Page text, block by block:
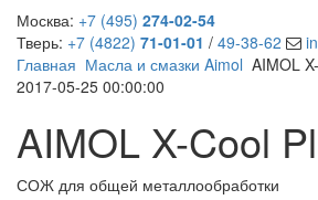
Москва: +7 (495) 274-02-54
Тверь: +7 (4822) 71-01-01 / 49-38-62
Главная Масла и смазки Aimol AIMOL
2017-05-25 00:00:00
AIMOL X-Cool
СОЖ для общей металлообработки